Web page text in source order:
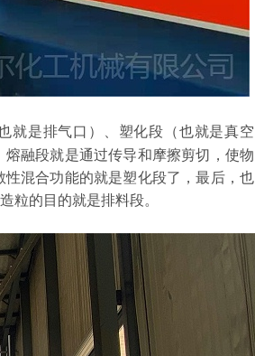
就是排气口）、塑化段（也就是真空
融段就是通过传导和摩擦剪切，使物
混合功能的就是塑化段了，最后，也
的目的就是排料段。